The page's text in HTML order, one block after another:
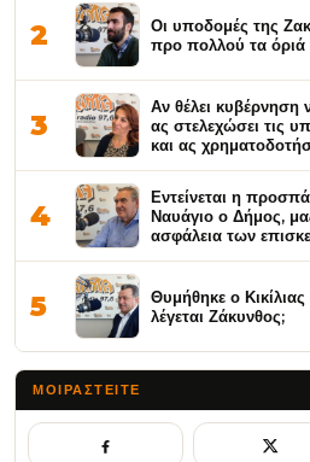
2
Οι υποδομές της
προ πολλού τα όριά
3
Αν θέλει κυβέρνηση
ας στελεχώσει τις
και ας
4
Εντείνεται η
Ναυάγιο ο Δήμος,
ασφάλεια των
5
Θυμήθηκε ο
λέγεται Ζάκυνθος;
ΜΟΙΡΑΣΤΕΊΤΕ